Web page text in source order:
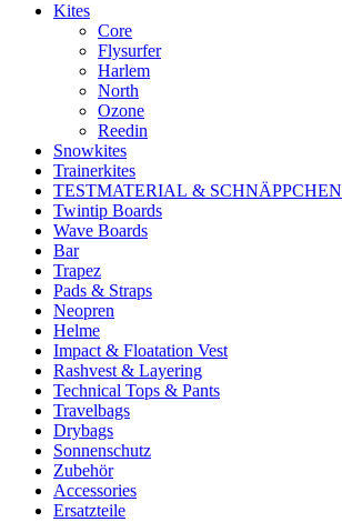
Kites
Core
Flysurfer
Harlem
North
Ozone
Reedin
Snowkites
Trainerkites
TESTMATERIAL & SCHNÄPPCHEN
Twintip Boards
Wave Boards
Bar
Trapez
Pads & Straps
Neopren
Helme
Impact & Floatation Vest
Rashvest & Layering
Technical Tops & Pants
Travelbags
Drybags
Sonnenschutz
Zubehör
Accessories
Ersatzteile